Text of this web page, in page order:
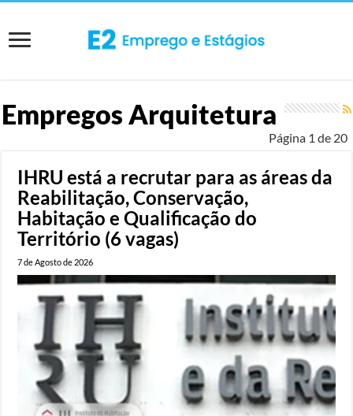
Empregos Arquitetura
Página 1 de 20
IHRU está a recrutar para as áreas da
Reabilitação, Conservação,
Habitação e Qualificação do
Território (6 vagas)
7 de Agosto de 2026